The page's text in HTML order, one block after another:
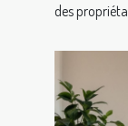
des